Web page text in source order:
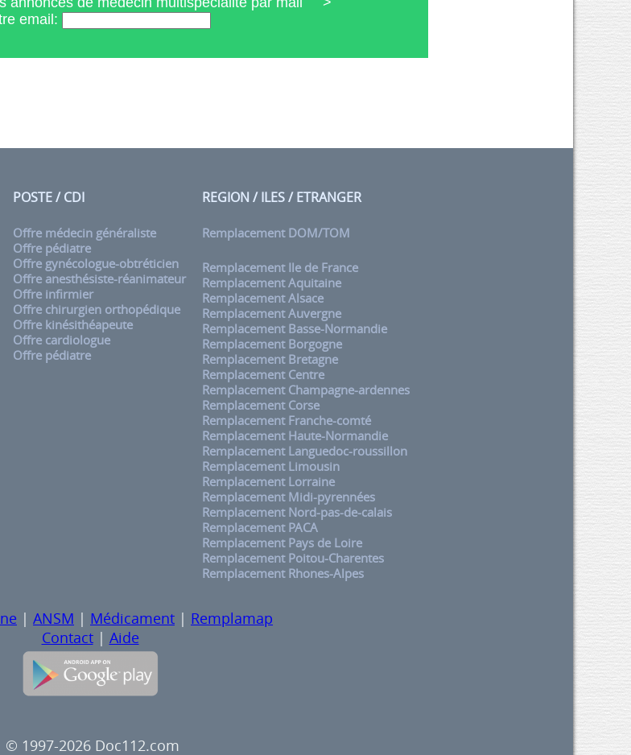
email:
POSTE / CDI
Offre médecin généraliste
Offre pédiatre
Offre gynécologue-obtréticien
Offre anesthésiste-réanimateur
Offre infirmier
Offre chirurgien orthopédique
Offre kinésithéapeute
Offre cardiologue
Offre pédiatre
REGION / ILES / ETRANGER
Remplacement DOM/TOM
Remplacement Ile de France
Remplacement Aquitaine
Remplacement Alsace
Remplacement Auvergne
Remplacement Basse-Normandie
Remplacement Borgogne
Remplacement Bretagne
Remplacement Centre
Remplacement Champagne-ardennes
Remplacement Corse
Remplacement Franche-comté
Remplacement Haute-Normandie
Remplacement Languedoc-roussillon
Remplacement Limousin
Remplacement Lorraine
Remplacement Midi-pyrennées
Remplacement Nord-pas-de-calais
Remplacement PACA
Remplacement Pays de Loire
Remplacement Poitou-Charentes
Remplacement Rhones-Alpes
| ANSM | Médicament | Remplamap
Contact| Aide
© 1997-2026 Doc112.com